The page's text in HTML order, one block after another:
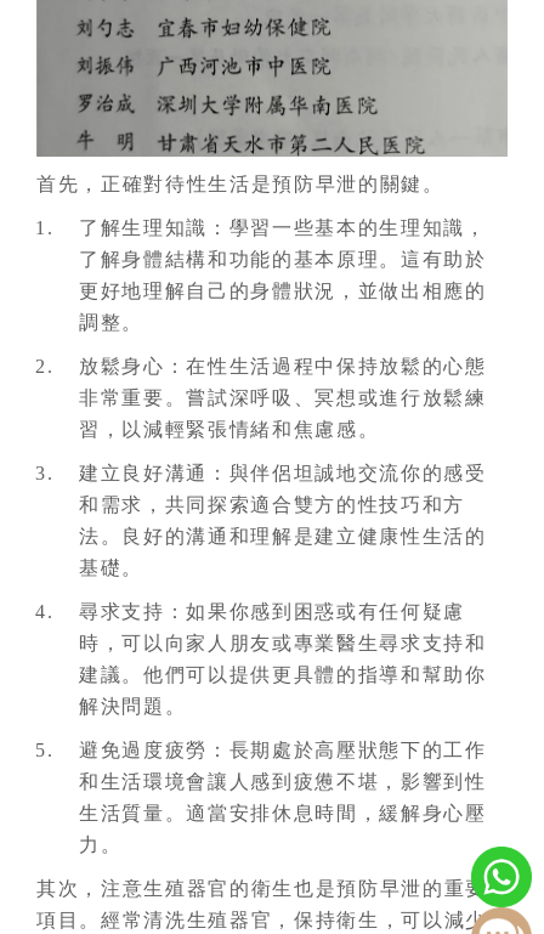
首先，正確對待性生活是預防早泄的關鍵。
了解生理知識：學習一些基本的生理知識，
了解身體結構和功能的基本原理。這有助於
更好地理解自己的身體狀況，並做出相應的
調整。
放鬆身心：在性生活過程中保持放鬆的心態
非常重要。嘗試深呼吸、冥想或進行放鬆練
習，以減輕緊張情緒和焦慮感。
建立良好溝通：與伴侶坦誠地交流你的感受
和需求，共同探索適合雙方的性技巧和方
法。良好的溝通和理解是建立健康性生活的
基礎。
尋求支持：如果你感到困惑或有任何疑慮
時，可以向家人朋友或專業醫生尋求支持和
建議。他們可以提供更具體的指導和幫助你
解決問題。
避免過度疲勞：長期處於高壓狀態下的工作
和生活環境會讓人感到疲憊不堪，影響到性
生活質量。適當安排休息時間，緩解身心壓
力。
其次，注意生殖器官的衛生也是預防早泄的重要
項目。經常清洗生殖器官，保持衛生，可以減少